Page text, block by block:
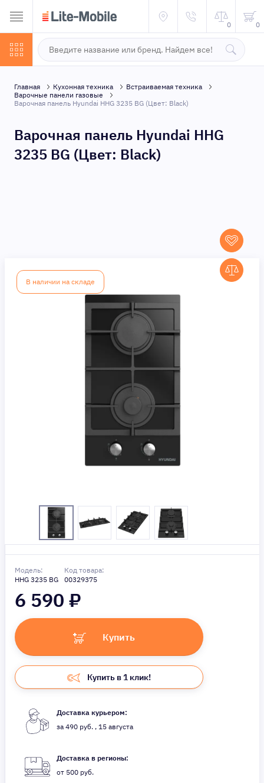
0 0
Главная Кухонная техника
Встраиваемая техника
Варочные панели газовые
Варочная панель Hyundai HHG 3235 BG (Цвет: Black)
Варочная панель Hyundai HHG
3235 BG (Цвет: Black)
В наличии на складе
Модель:
HHG 3235 BG
Код товара:
00329375
6 590 ₽
Купить
Купить в 1 клик!
Доставка курьером:
за 490 руб. , 15 августа
Доставка в регионы:
от 500 руб.